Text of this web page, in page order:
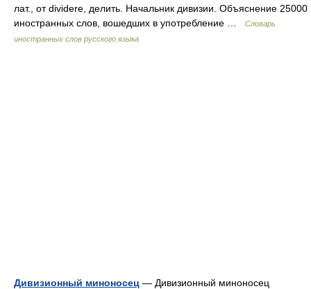
лат., от dividere, делить. Начальник дивизии. Объяснение 25000
иностранных слов, вошедших в употребление …
Словарь
иностранных слов русского языка
Дивизионный миноносец — Дивизионный миноносец